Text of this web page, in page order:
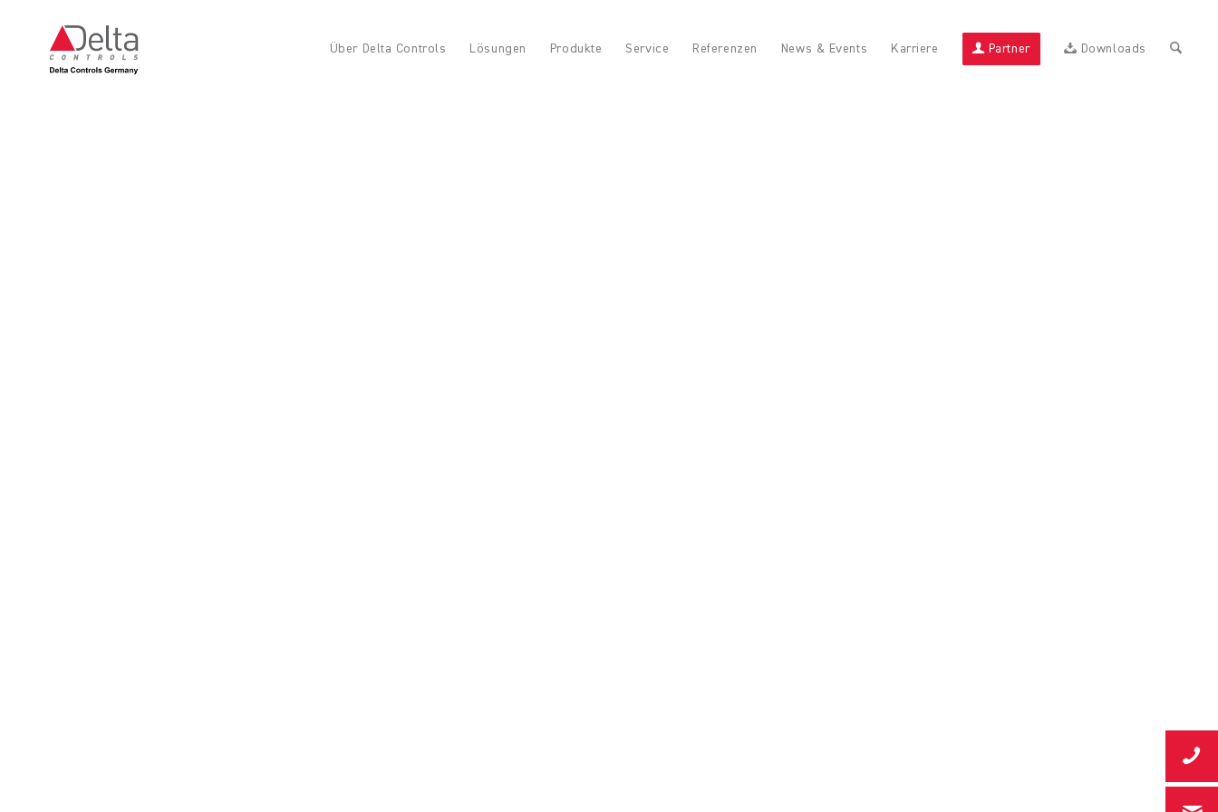
Über Delta Controls Lösungen Produkte Service Referenzen News & Events Karriere Partner Downloads